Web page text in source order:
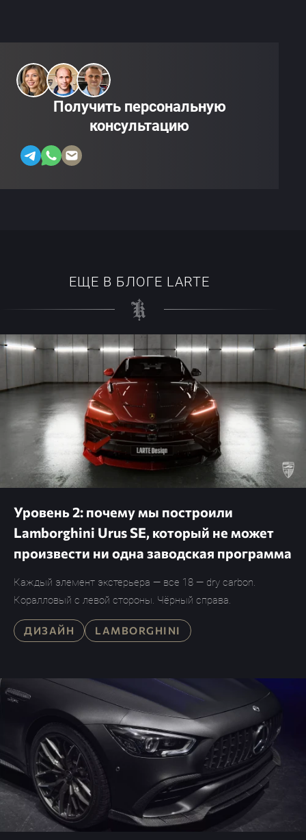
Получить персональную
консультацию
ЕЩЕ В БЛОГЕ LARTE
Уровень 2: почему мы построили
Lamborghini Urus SE, который не может
произвести ни одна заводская программа
Каждый элемент экстерьера — все 18 — dry carbon.
Коралловый с левой стороны. Чёрный справа.
ДИЗАЙН LAMBORGHINI